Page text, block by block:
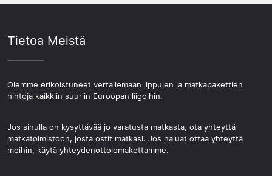
Tietoa Meistä
Olemme erikoistuneet vertailemaan lippujen ja matkapakettien
hintoja kaikkiin suuriin Euroopan liigoihin.
Jos sinulla on kysyttävää jo varatusta matkasta, ota yhteyttä
matkatoimistoon, josta ostit matkasi. Jos haluat ottaa yhteyttä
meihin, käytä yhteydenottolomakettamme.